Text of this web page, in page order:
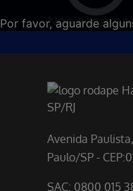
Por favor, aguarde
Nos
Avenida
Paulo/SP -
SAC: 0800 015